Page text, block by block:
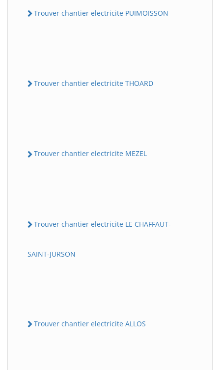
Trouver chantier electricite PUIMOISSON
Trouver chantier electricite THOARD
Trouver chantier electricite MEZEL
Trouver chantier electricite LE CHAFFAUT-
SAINT-JURSON
Trouver chantier electricite ALLOS